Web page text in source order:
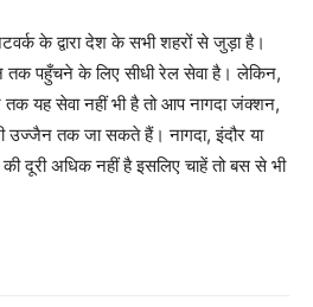
के द्वारा देश के सभी शहरों से जुड़ा है।
पहुँचने के लिए सीधी रेल सेवा है। लेकिन,
यह सेवा नहीं भी है तो आप नागदा जंक्शन,
उज्जैन तक जा सकते हैं। नागदा, इंदौर या
दूरी अधिक नहीं है इसलिए चाहें तो बस से भी